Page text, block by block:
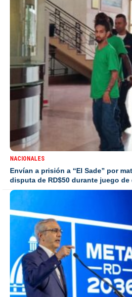
NACIONALES
Envían a prisión a “El Sade” por
disputa de RD$50 durante juego